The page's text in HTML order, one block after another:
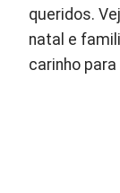
queridos.
natal e
carinho